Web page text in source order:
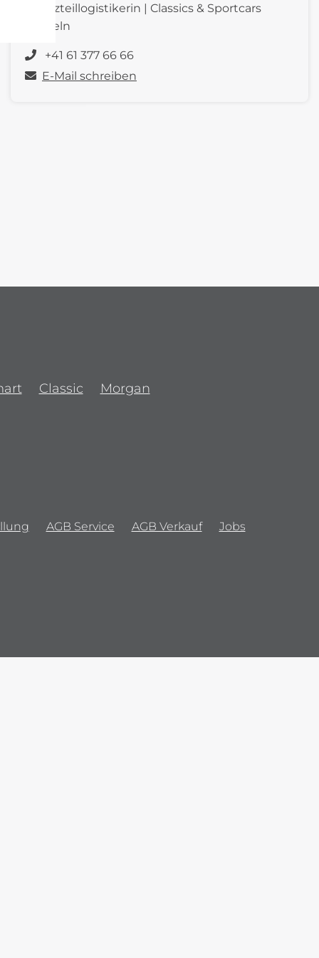
Ersatzteillogistikerin | Classics & Sportcars
Pratteln
+41 61 377 66 66
E-Mail schreiben
Classic Morgan
AGB Service AGB Verkauf Jobs